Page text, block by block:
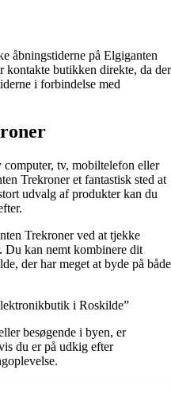
åbningstiderne på Elgiganten
kontakte butikken direkte, da der
i forbindelse med
tv, mobiltelefon eller
Trekroner et fantastisk sted at
udvalg af produkter kan du
Trekroner ved at tjekke
Du kan nemt kombinere dit
der har meget at byde på både
i Roskilde”
besøgende i byen, er
du er på udkig efter